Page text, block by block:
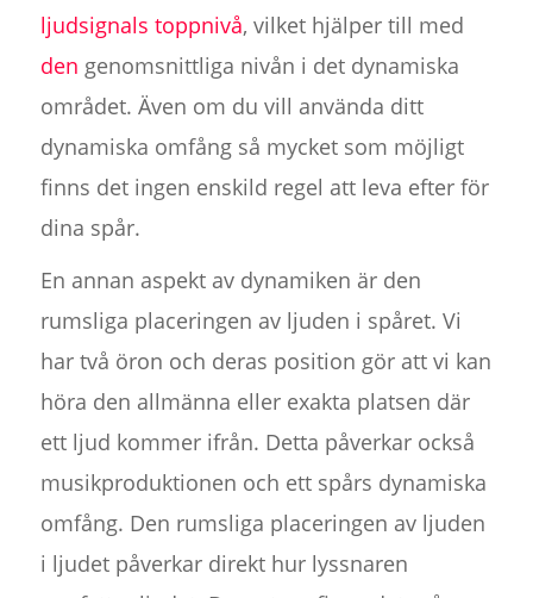
ljudsignals toppnivå, vilket hjälper till med
den genomsnittliga nivån i det dynamiska
området. Även om du vill använda ditt
dynamiska omfång så mycket som möjligt
finns det ingen enskild regel att leva efter för
dina spår.
En annan aspekt av dynamiken är den
rumsliga placeringen av ljuden i spåret. Vi
har två öron och deras position gör att vi kan
höra den allmänna eller exakta platsen där
ett ljud kommer ifrån. Detta påverkar också
musikproduktionen och ett spårs dynamiska
omfång. Den rumsliga placeringen av ljuden
i ljudet påverkar direkt hur lyssnaren